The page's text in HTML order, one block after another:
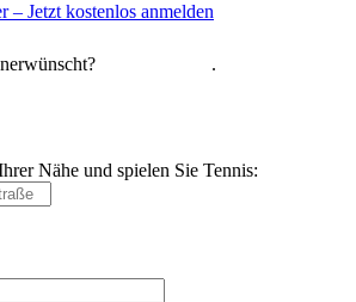
.
Nähe und spielen Sie Tennis: